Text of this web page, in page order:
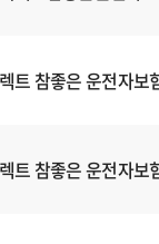
트 참좋은 운전자보
트 참좋은 운전자보